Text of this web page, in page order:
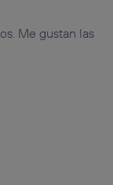
Me gustan las